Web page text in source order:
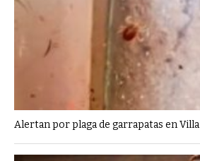
Alertan por plaga de garrapatas en